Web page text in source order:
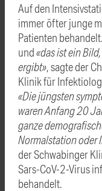
Auf den
immer öfter junge
Patienten
und«das ist ein
ergibt», sagte der
Klinik für
«Die jüngsten
waren Anfang 20
ganze
Normalstation oder
der Schwabinger
Sars-CoV-2-Virus
behandelt.